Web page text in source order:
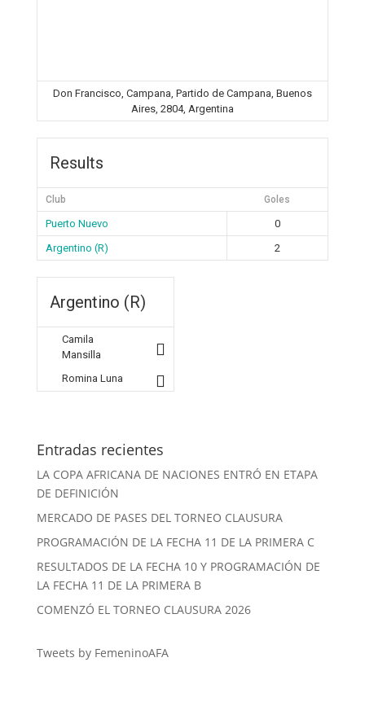
Don Francisco, Campana, Partido de Campana, Buenos
Aires, 2804, Argentina
Results
Club Goles
Puerto Nuevo
0
Argentino (R)
2
Argentino (R)
Camila
Mansilla
Romina Luna
Entradas recientes
LA COPA AFRICANA DE NACIONES ENTRÓ EN ETAPA
DE DEFINICIÓN
MERCADO DE PASES DEL TORNEO CLAUSURA
PROGRAMACIÓN DE LA FECHA 11 DE LA PRIMERA C
RESULTADOS DE LA FECHA 10 Y PROGRAMACIÓN DE
LA FECHA 11 DE LA PRIMERA B
COMENZÓ EL TORNEO CLAUSURA 2026
Tweets by FemeninoAFA